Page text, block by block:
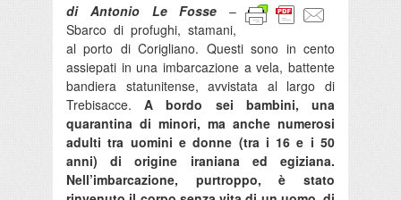
di Antonio Le Fosse –
Sbarco di profughi, stamani,
al porto di Corigliano. Questi sono in cento
assiepati in una imbarcazione a vela, battente
bandiera statunitense, avvistata al largo di
Trebisacce.A bordo sei bambini, una
quarantina di minori, ma anche numerosi
adulti tra uomini e donne (tra i 16 e i 50
anni) di origine iraniana ed egiziana.
Nell’imbarcazione, purtroppo, è stato